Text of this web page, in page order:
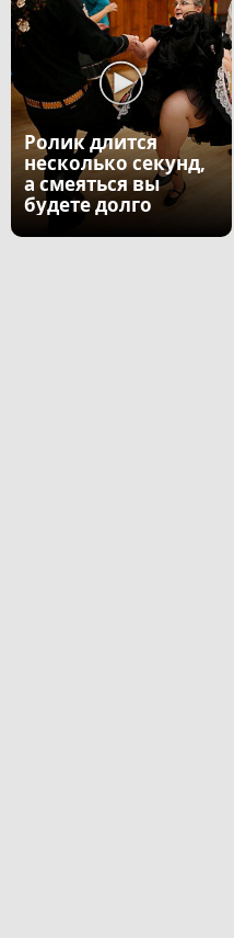
Ролик длится
несколько секунд,
а смеяться вы
будете долго